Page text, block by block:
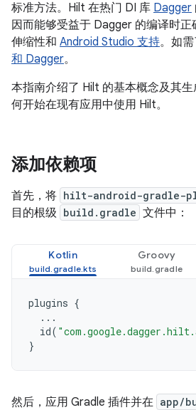
标准方法。Hilt 在热门 DI 库 Dagger
因而能够受益于 Dagger 的编译时
伸缩性和 Android Studio 支持。如
和 Dagger。
本指南介绍了 Hilt 的基本概念及其
何开始在现有应用中使用 Hilt。
添加依赖项
首先，将 hilt-android-gradle-
目的根级 build.gradle 文件中：
Kotlin Groovy
plugins {
...
id(
}
然后，应用 Gradle 插件并在 app/